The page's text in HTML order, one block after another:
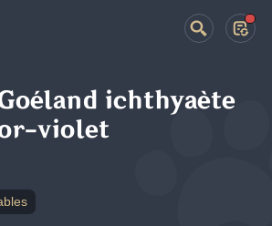
ichthyaète
violet